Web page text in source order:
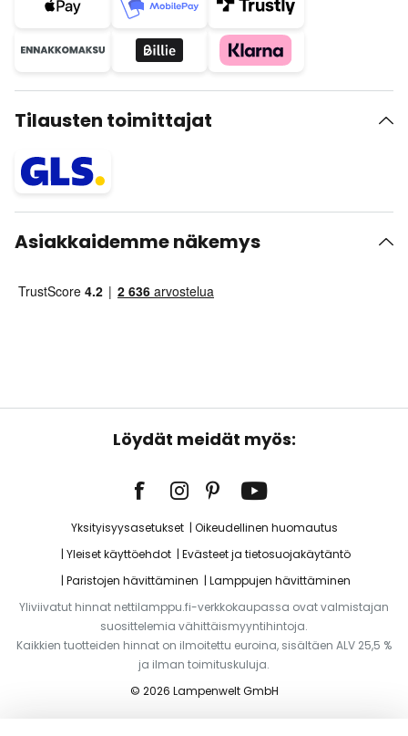
Tilausten toimittajat
Asiakkaidemme näkemys
Löydät meidät myös:
Yksityisyysasetukset
Oikeudellinen huomautus
Yleiset käyttöehdot
Evästeet ja tietosuojakäytäntö
Paristojen hävittäminen
Lamppujen hävittäminen
Yliviivatut hinnat nettilamppu.fi-verkkokaupassa ovat valmistajan
suosittelemia vähittäismyyntihintoja.
Kaikkien tuotteiden hinnat on ilmoitettu euroina, sisältäen ALV 25,5 %
ja ilman toimituskuluja.
© 2026 Lampenwelt GmbH